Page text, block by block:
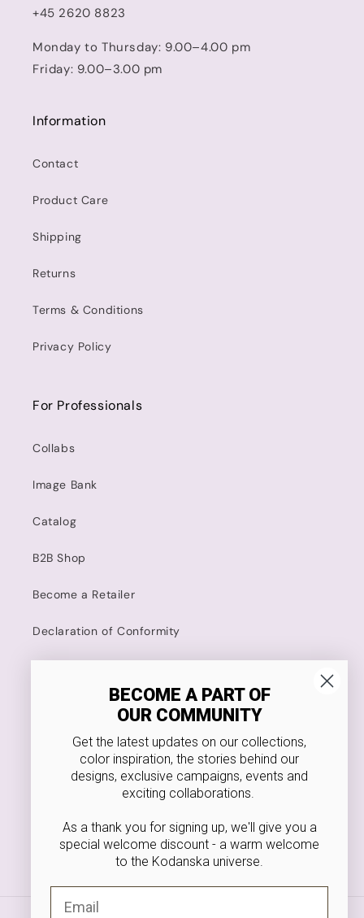
+45 2620 8823
Monday to Thursday: 9.00–4.00 pm
Friday: 9.00–3.00 pm
Information
Contact
Product Care
Shipping
Returns
Terms & Conditions
Privacy Policy
For Professionals
Collabs
Image Bank
Catalog
B2B Shop
Become a Retailer
Declaration of Conformity
4.8 Stars on Trustpilot
Food Approved
VAT NR. 36546166
FacebookInstagramPinterest
BECOME A PART OF
OUR COMMUNITY
Get the latest updates on our collections,
color inspiration, the stories behind our
designs, exclusive campaigns, events and
exciting collaborations.
As a thank you for signing up, we'll give you a
special welcome discount - a warm welcome
to the Kodanska universe.